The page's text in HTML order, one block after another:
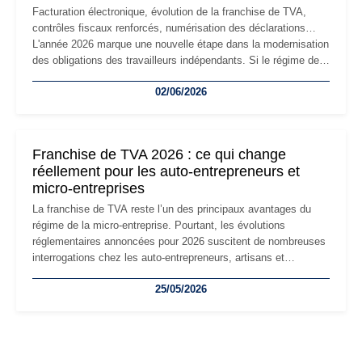
Facturation électronique, évolution de la franchise de TVA,
contrôles fiscaux renforcés, numérisation des déclarations…
L'année 2026 marque une nouvelle étape dans la modernisation
des obligations des travailleurs indépendants. Si le régime de
les auto-entrepreneurs devront s'adapter à un environnement
02/06/2026
Franchise de TVA 2026 : ce qui change
réellement pour les auto-entrepreneurs et
micro-entreprises
La franchise de TVA reste l’un des principaux avantages du
régime de la micro-entreprise. Pourtant, les évolutions
réglementaires annoncées pour 2026 suscitent de nombreuses
interrogations chez les auto-entrepreneurs, artisans et
facturation ou risque de bascule vers la TVA : les règles
25/05/2026